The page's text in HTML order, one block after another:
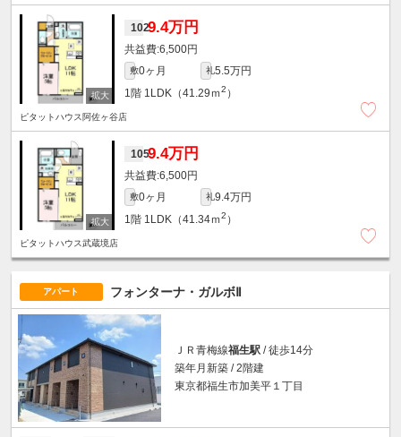
1029.4万円
6,500円
敷0ヶ月 礼5.5万円
1階 1LDK（41.29ｍ2 ）
ピタットハウス阿佐ヶ谷店
1059.4万円
6,500円
敷0ヶ月 礼9.4万円
1階 1LDK（41.34ｍ2 ）
ピタットハウス武蔵境店
アパート フォンターナ・ガルボⅡ
ＪＲ青梅線福生駅 / 徒歩14分
築年月新築 / 2階建
東京都福生市加美平１丁目